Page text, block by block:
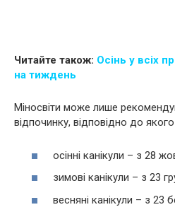
Читайте також: Осінь у всіх
на тиждень
Міносвіти може лише
відпочинку, відповідно до якого
осінні канікули – з 28
зимові канікули – з 23
весняні канікули – з 23